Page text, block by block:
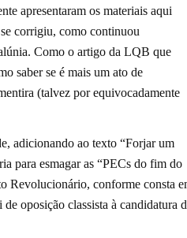
apresentaram os materiais aqui
corrigiu, como continuou
Como o artigo da LQB que
saber se é mais um ato de
(talvez por equivocadamente
adicionando ao texto “Forjar um
para esmagar as “PECs do fim do
Revolucionário, conforme consta
oposição classista à candidatura